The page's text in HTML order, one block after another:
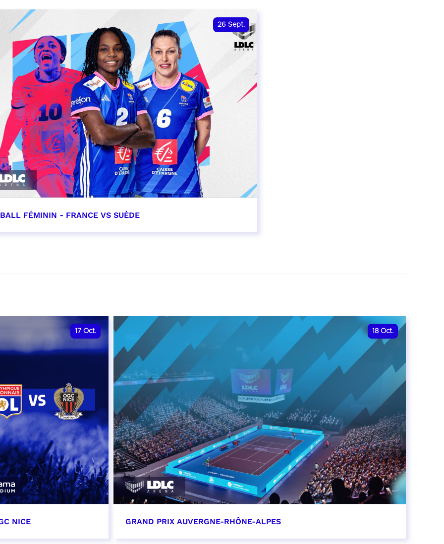
26 Sept.
FÉMININ - FRANCE VS SUÈDE
17 Oct.
NICE
18 Oct.
GRAND PRIX AUVERGNE-RHÔNE-ALPES